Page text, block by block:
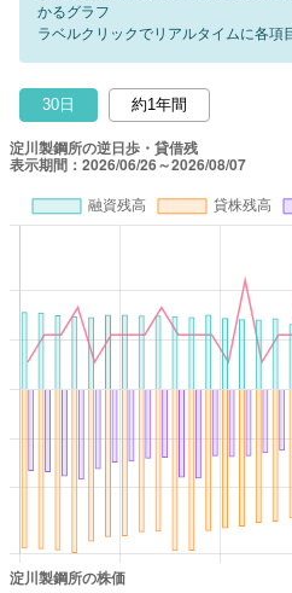
かるグラフ
ラベルクリックでリアルタイムに各項
30日 約1年間